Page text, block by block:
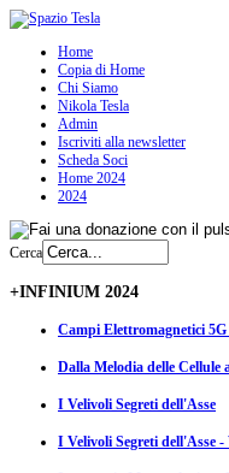
Home
Copia di Home
Chi Siamo
Nikola Tesla
Admin
Iscriviti alla newsletter
Scheda Soci
Home 2024
2024
Cerca
+INFINIUM 2024
Campi Elettromagnetici 5G
Dalla Melodia delle Cellule
I Velivoli Segreti dell'Asse
I Velivoli Segreti dell'Asse -